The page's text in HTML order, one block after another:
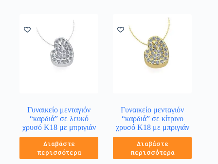
Γυναικείο μενταγιόν
“καρδιά” σε λευκό
χρυσό Κ18 με μπριγιάν
Διαβάστε
περισσότερα
Γυναικείο μενταγιόν
“καρδιά” σε κίτρινο
χρυσό Κ18 με μπριγιάν
Διαβάστε
περισσότερα